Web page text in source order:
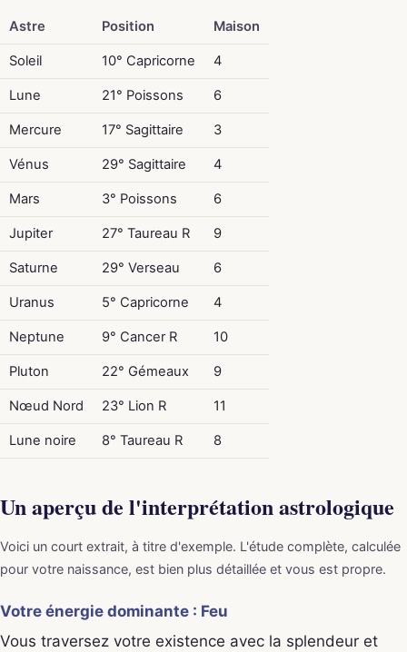
Astre Position Maison
Soleil 10° Capricorne 4
Lune 21° Poissons 6
Mercure 17° Sagittaire 3
Vénus 29° Sagittaire 4
Mars 3° Poissons 6
Jupiter 27° Taureau R 9
Saturne 29° Verseau 6
Uranus 5° Capricorne 4
Neptune 9° Cancer R 10
Pluton 22° Gémeaux 9
Nœud Nord 23° Lion R 11
Lune noire 8° Taureau R 8
Un aperçu de l'interprétation astrologique
Voici un court extrait, à titre d'exemple. L'étude complète, calculée
pour votre naissance, est bien plus détaillée et vous est propre.
Votre énergie dominante : Feu
Vous traversez votre existence avec la splendeur et